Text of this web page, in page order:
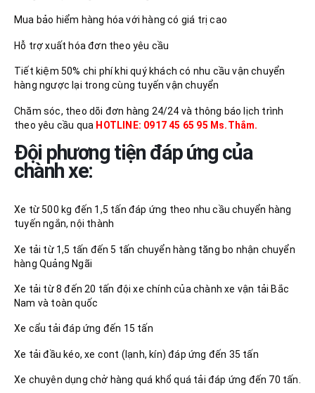
Mua bảo hiểm hàng hóa với hàng có giá trị cao
Hỗ trợ xuất hóa đơn theo yêu cầu
Tiết kiệm 50% chi phí khi quý khách có nhu cầu vận chuyển
hàng ngược lại trong cùng tuyến vận chuyển
Chăm sóc, theo dõi đơn hàng 24/24 và thông báo lịch trình
theo yêu cầu qua HOTLINE: 0917 45 65 95 Ms.Thắm.
Đội phương tiện đáp ứng của
chành xe:
Xe từ 500 kg đến 1,5 tấn đáp ứng theo nhu cầu chuyển hàng
tuyến ngắn, nội thành
Xe tải từ 1,5 tấn đến 5 tấn chuyển hàng tăng bo nhận chuyển
hàng Quảng Ngãi
Xe tải từ 8 đến 20 tấn đội xe chính của chành xe vận tải Bắc
Nam và toàn quốc
Xe cẩu tải đáp ứng đến 15 tấn
Xe tải đầu kéo, xe cont (lạnh, kín) đáp ứng đến 35 tấn
Xe chuyên dụng chở hàng quá khổ quá tải đáp ứng đến 70 tấn.